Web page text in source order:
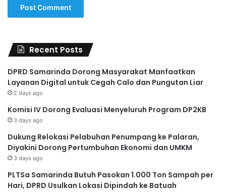
Recent Posts
DPRD Samarinda Dorong Masyarakat Manfaatkan
Layanan Digital untuk Cegah Calo dan Pungutan Liar
2 days ago
Komisi IV Dorong Evaluasi Menyeluruh Program DP2KB
3 days ago
Dukung Relokasi Pelabuhan Penumpang ke Palaran,
Diyakini Dorong Pertumbuhan Ekonomi dan UMKM
3 days ago
PLTSa Samarinda Butuh Pasokan 1.000 Ton Sampah per
Hari, DPRD Usulkan Lokasi Dipindah ke Batuah